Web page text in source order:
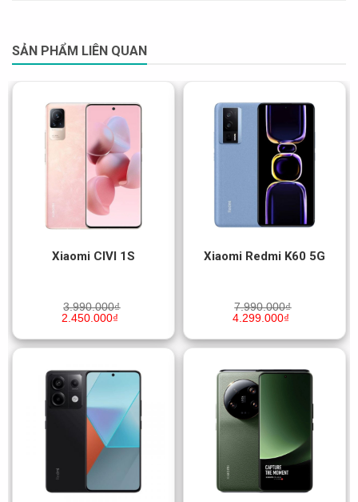
SẢN PHẨM LIÊN QUAN
Xiaomi CIVI 1S
3.990.000₫
2.450.000₫
Xiaomi Redmi K60 5G
7.990.000₫
4.299.000₫